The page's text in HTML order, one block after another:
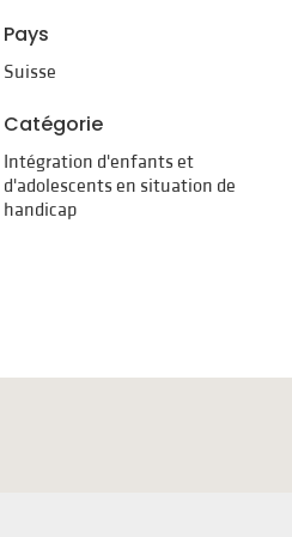
Pays
Suisse
Catégorie
Intégration d'enfants et
d'adolescents en situation de
handicap